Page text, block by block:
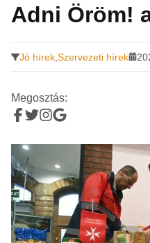
Adni Öröm!
Jó hírek Szervezeti hírek
Megosztás: